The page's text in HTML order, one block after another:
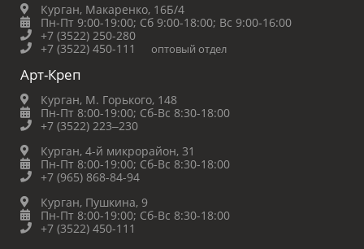
Курган, Макаренко, 16Б/4
Пн-Пт 9:00-19:00; Сб 9:00-18:00; Вс 9:00-16:00
+7 (3522) 250-280
+7 (3522) 450-111
оптовый отдел
Арт-Креп
Курган, М. Горького, 148
Пн-Пт 8:00-19:00; Сб-Вс 8:30-18:00
+7 (3522) 223‒230
Курган, 4-й микрорайон, 31
Пн-Пт 8:00-19:00; Сб-Вс 8:30-18:00
+7 (965) 868-84-94
Курган, Пушкина, 9
Пн-Пт 8:00-19:00; Сб-Вс 8:30-18:00
+7 (3522) 450-111